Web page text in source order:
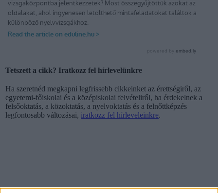
Tetszett a cikk? Iratkozz fel hírlevelünkre
Ha szeretnéd megkapni legfrissebb cikkeinket az érettségiről, az
egyetemi-főiskolai és a középiskolai felvételiről, ha érdekelnek a
felsőoktatás, a közoktatás, a nyelvoktatás és a felnőttképzés
legfontosabb változásai, iratkozz fel hírleveleinkre.